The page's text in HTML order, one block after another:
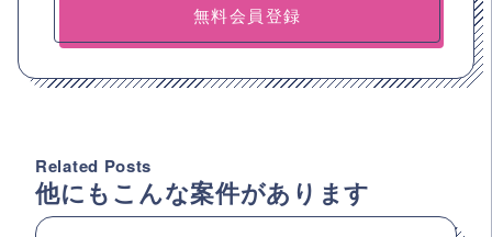
無料会員登録
Related Posts
他にもこんな案件があります